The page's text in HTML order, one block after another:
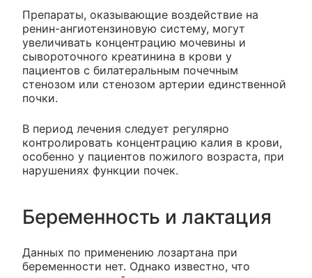
Препараты, оказывающие воздействие на
ренин-ангиотензиновую систему, могут
увеличивать концентрацию мочевины и
сывороточного креатинина в крови у
пациентов с билатеральным почечным
стенозом или стенозом артерии единственной
почки.
В период лечения следует регулярно
контролировать концентрацию калия в крови,
особенно у пациентов пожилого возраста, при
нарушениях функции почек.
Беременность и лактация
Данных по применению лозартана при
беременности нет. Однако известно, что